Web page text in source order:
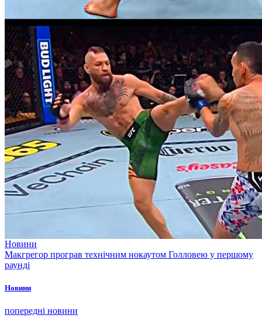
Новини
Макгрегор програв технічним нокаутом Голловею у першому
раунді
Новини
попередні новини